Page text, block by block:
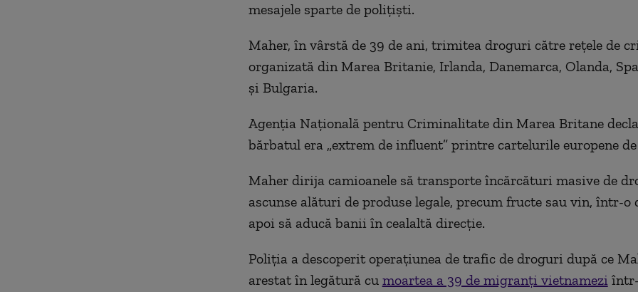
mesajele sparte de polițiști.
Maher, în vârstă de 39 de ani, trimitea droguri către rețele de
organizată din Marea Britanie, Irlanda, Danemarca, Olanda,
și Bulgaria.
Agenția Națională pentru Criminalitate din Marea Britane
bărbatul era „extrem de influent” printre cartelurile europene
Maher dirija camioanele să transporte încărcături masive de
ascunse alături de produse legale, precum fructe sau vin, într-o
apoi să aducă banii în cealaltă direcție.
Poliția a descoperit operațiunea de trafic de droguri după ce
arestat în legătură cu moartea a 39 de migranți vietnamezi